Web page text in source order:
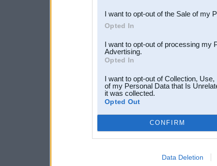
I want to opt-out of the Sale of my
Opted In
I want to opt-out of processing my
Advertising.
Opted In
I want to opt-out of Collection,
of my Personal Data that Is
it was collected.
Opted Out
CONFIRM
Data Deletion